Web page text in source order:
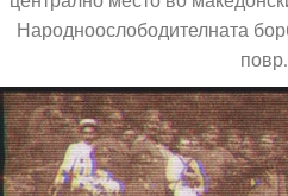
Народноослободителната